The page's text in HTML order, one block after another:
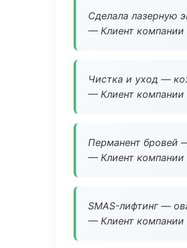
Сделала лазерную
— Клиент компании
Чистка и уход —
— Клиент компании
Перманент бровей
— Клиент компании
SMAS-лифтинг —
— Клиент компании